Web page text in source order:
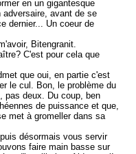
en un gigantesque
adversaire, avant de se
dernier... Un coeur de
Bitengranit.
C'est pour cela que
que oui, en partie c'est
le cul. Bon, le problème du
pas deux. Du coup, ben
de puissance et que,
met à gromeller dans sa
désormais vous servir
faire main basse sur